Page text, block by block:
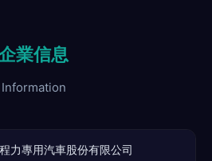
業信息
Information
程力專用汽車股份有限公司